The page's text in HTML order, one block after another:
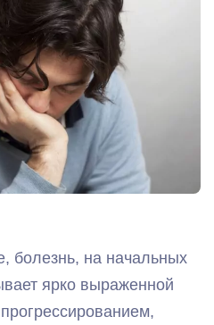
болезнь, на начальных
ярко выраженной